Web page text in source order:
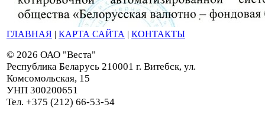
ГЛАВНАЯ | КАРТА САЙТА | КОНТАКТЫ
© 2026 ОАО "Веста"
Республика Беларусь 210001 г. Витебск, ул.
Комсомольская, 15
УНП 300200651
Тел. +375 (212) 66-53-54